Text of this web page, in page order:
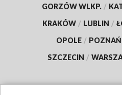
GORZÓW WLKP. /
KRAKÓW / LUBLIN /
OPOLE / POZNAŃ
SZCZECIN /